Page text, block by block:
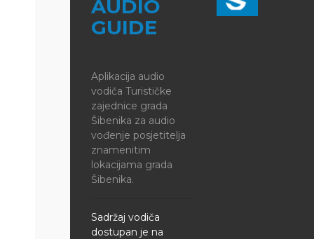
AUDIO
GUIDE
Aplikacija audio
vodiča Turističke
zajednice grada
Šibenika za audio
vođenje posjetitelja
znamenitim
lokacijama grada
Šibenika.
Sadržaj vodiča
dostupan je na